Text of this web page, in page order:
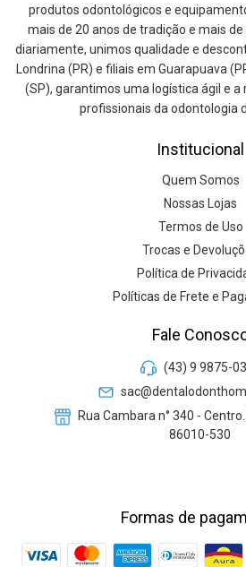
produtos odontológicos e
mais de 20 anos de tradição e mais
diariamente, unimos qualidade e
Londrina (PR) e filiais em Guarapuava
(SP), garantimos uma logística ágil e
profissionais da odontologia
Institucional
Quem Somos
Nossas Lojas
Termos de Uso
Trocas e
Política de
Políticas de Frete e
Fale
(43) 9 9875-
Rua Cambara n° 340 -
86010-530
Formas de